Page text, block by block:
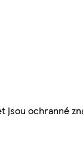
jsou ochranné